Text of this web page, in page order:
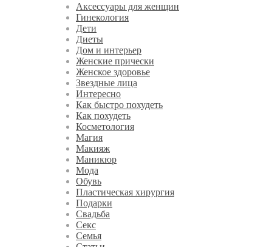
Аксессуары для женщин
Гинекология
Дети
Диеты
Дом и интерьер
Женские прически
Женское здоровье
Звездные лица
Интересно
Как быстро похудеть
Как похудеть
Косметология
Магия
Макияж
Маникюр
Мода
Обувь
Пластическая хирургия
Подарки
Свадьба
Секс
Семья